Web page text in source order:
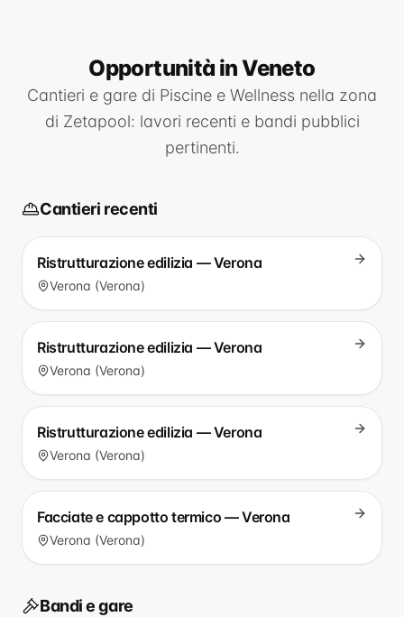
Opportunità in Veneto
Cantieri e gare di Piscine e Wellness nella zona
di Zetapool: lavori recenti e bandi pubblici
pertinenti.
Cantieri recenti
Ristrutturazione edilizia — Verona
Verona (Verona)
Ristrutturazione edilizia — Verona
Verona (Verona)
Ristrutturazione edilizia — Verona
Verona (Verona)
Facciate e cappotto termico — Verona
Verona (Verona)
Bandi e gare